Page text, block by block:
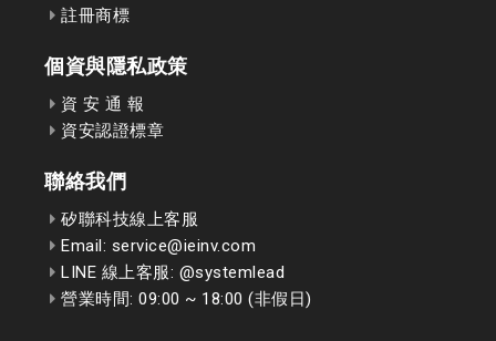
註冊商標
個資與隱私政策
資 安 通 報
資安認證標章
聯絡我們
矽聯科技線上客服
Email: service@ieinv.com
LINE 線上客服: @systemlead
營業時間: 09:00 ~ 18:00 (非假日)